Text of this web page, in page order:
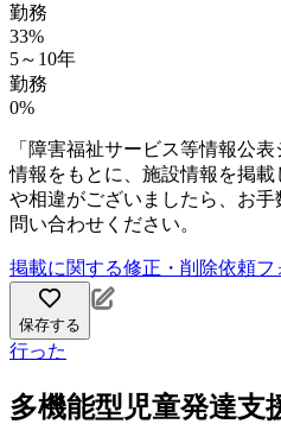
勤務
33%
5～10年
勤務
0%
「障害福祉サービス等情報公
情報をもとに、施設情報を掲
や相違がございましたら、お
問い合わせください。
掲載に関する修正・削除依頼フ
保存する
行った
多機能型児童発達支